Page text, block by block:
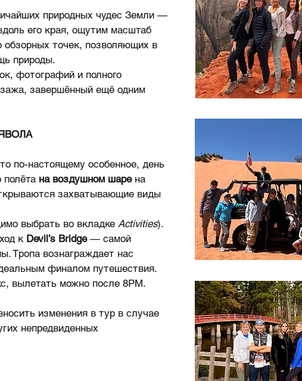
природных чудес Земли —
его края, ощутим масштаб
обзорных точек, позволяющих в
природы.
фотографий и полного
завершённый ещё одним
по-настоящему особенное, день
полётана воздушном шаре на
захватывающие виды
выбрать во вкладке Activities).
к Devil’s Bridge— самой
Тропа вознаграждает нас
финалом путешествия.
вылетать можно после 8PM.
изменения в тур в случае
непредвиденных